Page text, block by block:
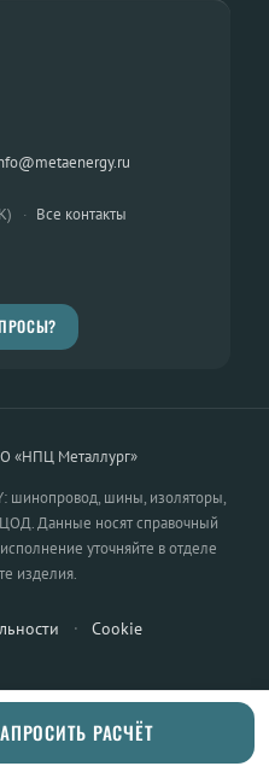
· Все контакты
«НПЦ Металлург»
шинопровод, шины, изоляторы,
Данные носят справочный
уточняйте в отделе
изделия.
· Cookie
РАСЧЁТ